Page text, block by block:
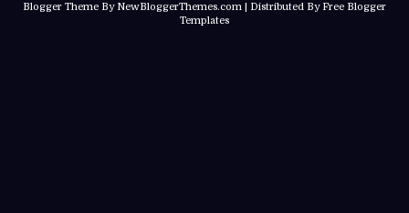
Blogger Theme By NewBloggerThemes.com | Distributed ByFree Blogger
Templates